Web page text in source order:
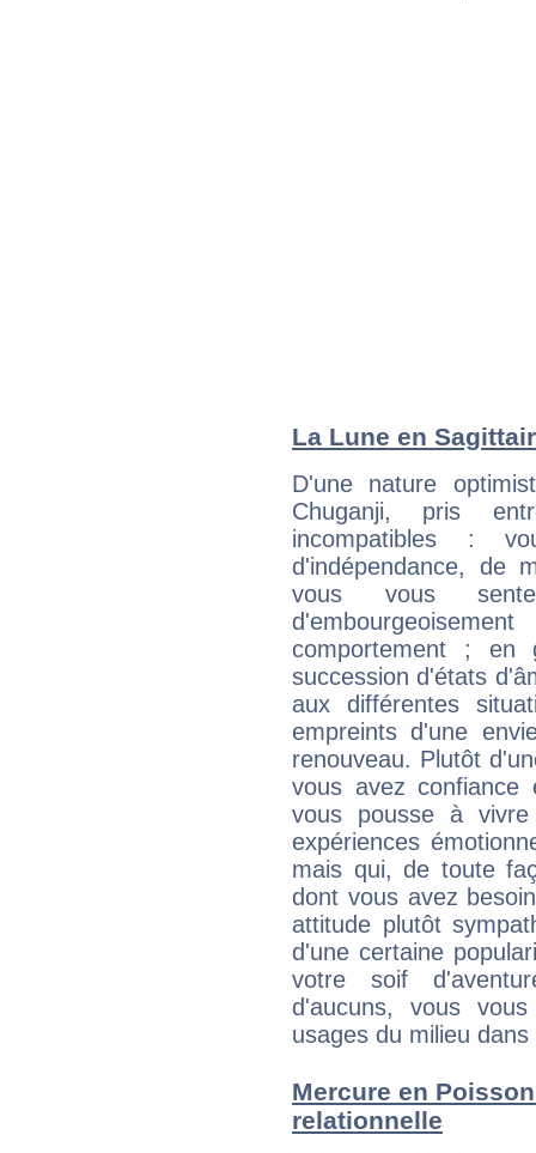
La Lune en
D'une nature
Chuganji, pris
incompatibles :
d'indépendance, de
vous vous
comportement ; en
succession d'états
aux différentes
empreints d'une
renouveau. Plutôt
vous avez
vous pousse à
expériences
mais qui, de toute
dont vous avez
attitude plutôt
d'une certaine
votre soif
d'aucuns, vous
usages du milieu
Mercure en
relationnelle